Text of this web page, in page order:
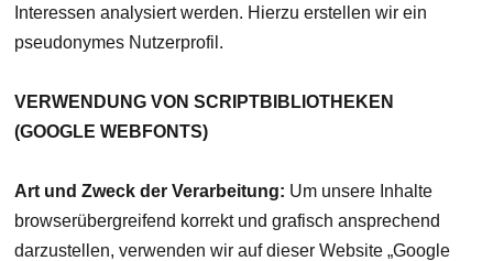
Interessen analysiert werden. Hierzu erstellen wir ein
pseudonymes Nutzerprofil.
VERWENDUNG VON SCRIPTBIBLIOTHEKEN
(GOOGLE WEBFONTS)
Art und Zweck der Verarbeitung: Um unsere Inhalte
browserübergreifend korrekt und grafisch ansprechend
darzustellen, verwenden wir auf dieser Website „Google